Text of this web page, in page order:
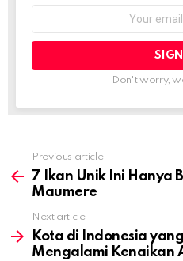
Don't worry,
more
Previous article
7 Ikan Unik Ini Hanya
Maumere
Next article
Kota di Indonesia
Mengalami Kenaikan